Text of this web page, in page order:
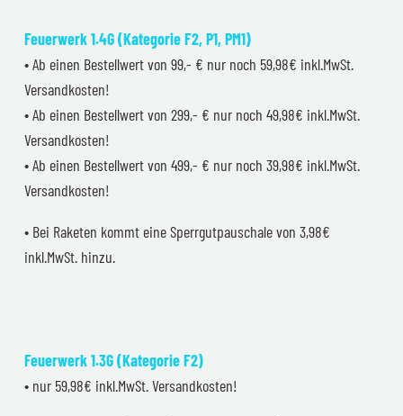
Feuerwerk 1.4G (Kategorie F2, P1, PM1)
• Ab einen Bestellwert von 99,- € nur noch 59,98€ inkl.MwSt.
Versandkosten!
• Ab einen Bestellwert von 299,- € nur noch 49,98€ inkl.MwSt.
Versandkosten!
• Ab einen Bestellwert von 499,- € nur noch 39,98€ inkl.MwSt.
Versandkosten!
• Bei Raketen kommt eine Sperrgutpauschale von 3,98€
inkl.MwSt. hinzu.
Feuerwerk 1.3G (Kategorie F2)
• nur 59,98€ inkl.MwSt. Versandkosten!